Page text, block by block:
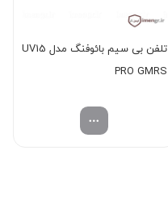
تلفن بی سیم بائوفنگ مدل UV15
PRO GMRS